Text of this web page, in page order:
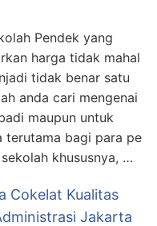
Pendek yang
harga tidak mahal
tidak benar satu
anda cari mengenai
maupun untuk
terutama bagi para pe
khususnya, …
Cokelat Kualitas
Jakarta